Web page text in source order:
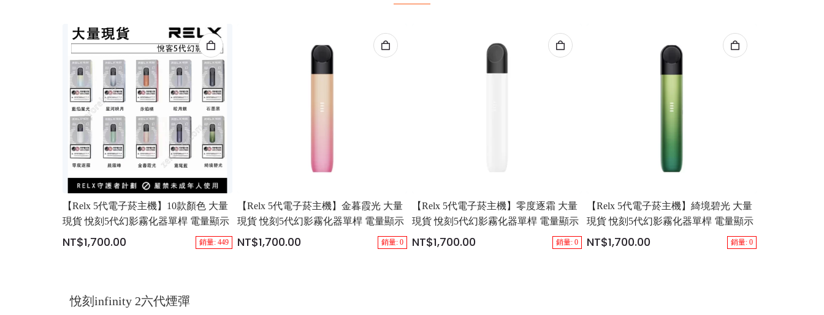
【Relx 5代電子菸主機】10款顏色 大量
現貨 悅刻5代幻影霧化器單桿 電量顯示
NT$1,700.00 銷量: 449
【Relx 5代電子菸主機】金暮霞光 大量
現貨 悅刻5代幻影霧化器單桿 電量顯示
NT$1,700.00 銷量: 0
【Relx 5代電子菸主機】零度逐霜 大量
現貨 悅刻5代幻影霧化器單桿 電量顯示
NT$1,700.00 銷量: 0
【Relx 5代電子菸主機】綺境碧光 大量
現貨 悅刻5代幻影霧化器單桿 電量顯示
NT$1,700.00 銷量: 0
悅刻infinity 2六代煙彈